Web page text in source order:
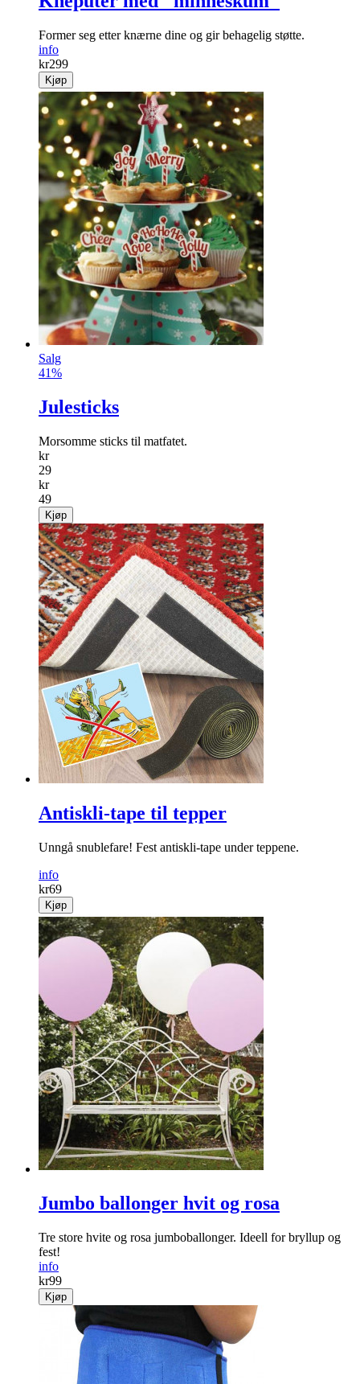
Former seg etter knærne dine og gir behagelig støtte.
info
kr299
Kjøp
Salg
41%
Julesticks
Morsomme sticks til matfatet.
kr
29
kr
49
Kjøp
Antiskli-tape til tepper
Unngå snublefare! Fest antiskli-tape under ­teppene.
info
kr69
Kjøp
Jumbo ballonger hvit og rosa
Tre store hvite og rosa jumboballonger. Ideell for bryllup og
fest!
info
kr99
Kjøp